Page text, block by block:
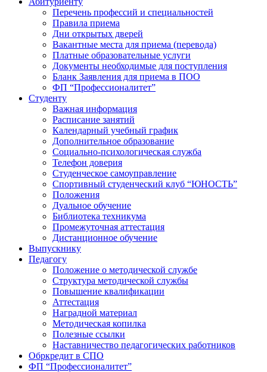
Перечень профессий и специальностей
Правила приема
Дни открытых дверей
Вакантные места для приема (перевода)
Платные образовательные услуги
Документы необходимые для поступления
Бланк Заявления для приема в ПОО
ФП “Профессионалитет”
Студенту
Важная информация
Расписание занятий
Календарный учебный график
Дополнительное образование
Социально-психологическая служба
Телефон доверия
Студенческое самоуправление
Спортивный студенческий клуб “ЮНОСТЬ”
Положения
Дуальное обучение
Библиотека техникума
Промежуточная аттестация
Дистанционное обучение
Выпускнику
Педагогу
Положение о методической службе
Структура методической службы
Повышение квалификации
Аттестация
Наградной материал
Методическая копилка
Полезные ссылки
Наставничество педагогических работников
Обркредит в СПО
ФП “Профессионалитет”